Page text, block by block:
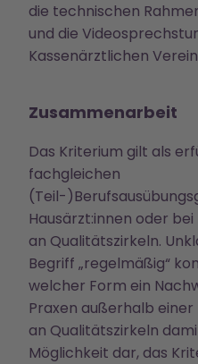
die technischen
und die
Kassenärztlichen
Zusammenarbeit
Das Kriterium gilt als
fachgleichen
(Teil-
Hausärzt:innen oder
an Qualitätszirkeln.
Begriff „regelmäßig“
welcher Form ein
Praxen außerhalb
an Qualitätszirkeln
Möglichkeit dar, das